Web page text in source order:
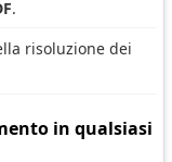
.
risoluzione dei
in qualsiasi